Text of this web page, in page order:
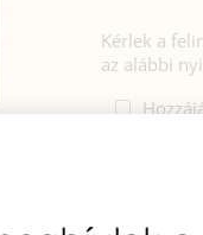
Kérlek a
az alábbi
A